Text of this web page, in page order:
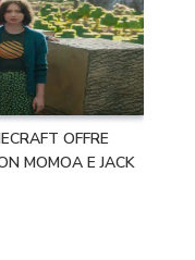
OFFRE
MOMOA E JACK